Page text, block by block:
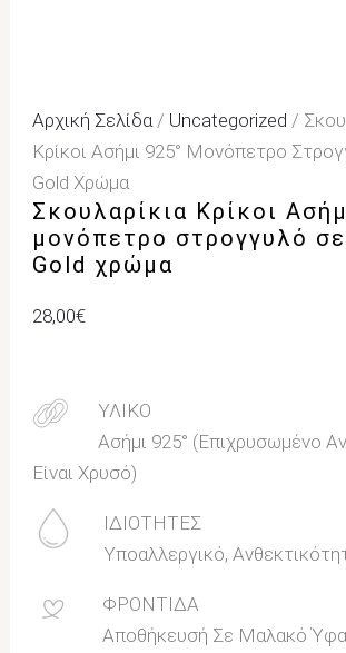
Αρχική Σελίδα / Uncategorized /
Κρίκοι Ασήμι 925° Μονόπετρο
Gold Χρώμα
Σκουλαρίκια Κρίκοι
μονόπετρο στρογγυλό
Gold χρώμα
28,00€
ΥΛΙΚΟ
Ασήμι 925° (Επιχρυσωμένο
Είναι Χρυσό)
ΙΔΙΟΤΗΤΕΣ
Υποαλλεργικό,
ΦΡΟΝΤΙΔΑ
Αποθήκευσή Σε Μαλακό